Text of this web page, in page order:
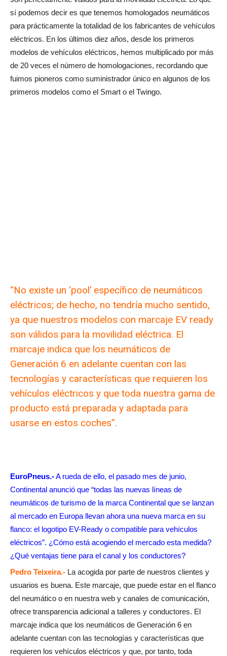
sí podemos decir es que tenemos homologados neumáticos
para prácticamente la totalidad de los fabricantes de vehículos
eléctricos. En los últimos diez años, desde los primeros
modelos de vehículos eléctricos, hemos multiplicado por más
de 20 veces el número de homologaciones, recordando que
fuimos pioneros como suministrador único en algunos de los
primeros modelos como el Smart o el Twingo.
“No existe un ‘pool’ específico de neumáticos
eléctricos; de hecho, no tendría mucho sentido,
ya que nuestros modelos con marcaje EV ready
son válidos para la movilidad eléctrica. El
marcaje indica que los neumáticos de
Generación 6 en adelante cuentan con las
tecnologías y características que requieren los
vehículos eléctricos y que toda nuestra gama de
producto está preparada y adaptada para
usarse en estos coches”.
EuroPneus.-A rueda de ello, el pasado mes de junio,
Continental anunció que “todas las nuevas líneas de
neumáticos de turismo de la marca Continental que se lanzan
al mercado en Europa llevan ahora una nueva marca en su
flanco: el logotipo EV-Ready o compatible para vehículos
eléctricos”. ¿Cómo está acogiendo el mercado esta medida?
¿Qué ventajas tiene para el canal y los conductores?
Pedro Teixeira.- La acogida por parte de nuestros clientes y
usuarios es buena. Este marcaje, que puede estar en el flanco
del neumático o en nuestra web y canales de comunicación,
ofrece transparencia adicional a talleres y conductores. El
marcaje indica que los neumáticos de Generación 6 en
adelante cuentan con las tecnologías y características que
requieren los vehículos eléctricos y que, por tanto, toda